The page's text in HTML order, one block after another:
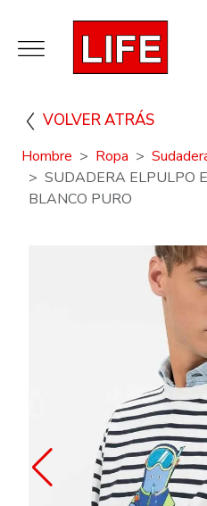
VOLVER ATRÁS
Hombre Ropa
SUDADERA ELPULPO
BLANCO PURO